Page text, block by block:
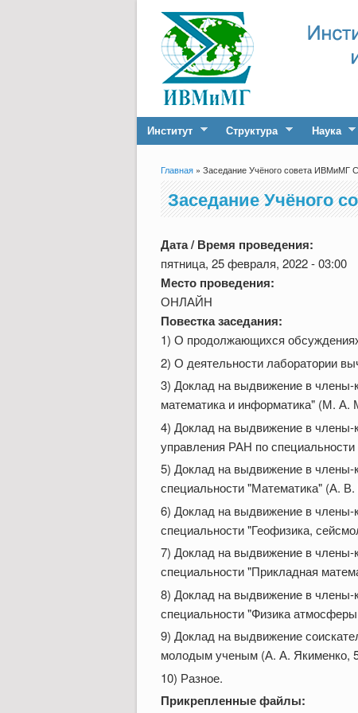
Институт Структура Наука
Вы здесь
Главная » Заседание Учёного совета ИВМиМГ
Заседание Учёного
Дата / Время проведения:
пятница, 25 февраля, 2022 - 03:00
Место проведения:
ОНЛАЙН
Повестка заседания:
1) О продолжающихся
2) О деятельности лаборатории
3) Доклад на выдвижение в
математика и информатика" (М. А.
4) Доклад на выдвижение в члены-
управления РАН по
5) Доклад на выдвижение в
специальности "Математика" (А.
6) Доклад на выдвижение в
специальности "Геофизика,
7) Доклад на выдвижение в
специальности "Прикладная
8) Доклад на выдвижение в
специальности "Физика
9) Доклад на выдвижение
молодым ученым (А. А. Якименко,
10) Разное.
Прикрепленные файлы: